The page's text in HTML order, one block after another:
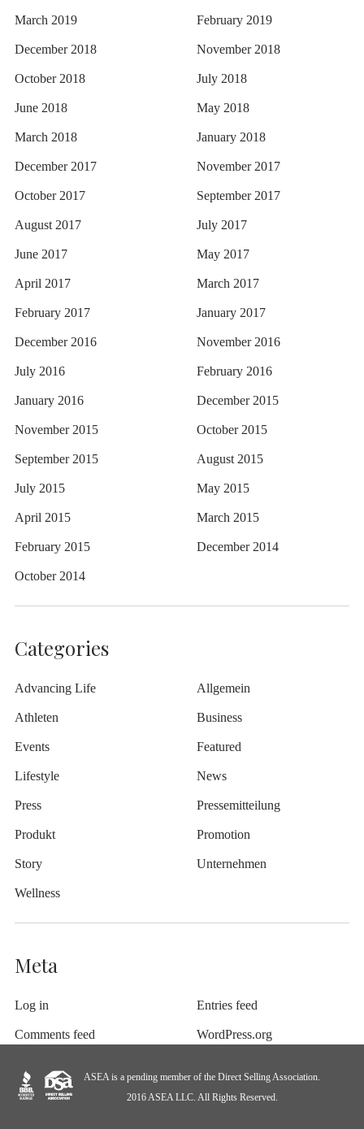
March 2019 February 2019
December 2018 November 2018
October 2018 July 2018
June 2018 May 2018
March 2018 January 2018
December 2017 November 2017
October 2017 September 2017
August 2017 July 2017
June 2017 May 2017
April 2017 March 2017
February 2017 January 2017
December 2016 November 2016
July 2016 February 2016
January 2016 December 2015
November 2015 October 2015
September 2015 August 2015
July 2015 May 2015
April 2015 March 2015
February 2015 December 2014
October 2014
Categories
Advancing Life Allgemein
Athleten Business
Events Featured
Lifestyle News
Press Pressemitteilung
Produkt Promotion
Story Unternehmen
Wellness
Meta
Log in Entries feed
Comments feed WordPress.org
ASEA is a pending member of the Direct Selling Association.
2016 ASEA LLC. All Rights Reserved.